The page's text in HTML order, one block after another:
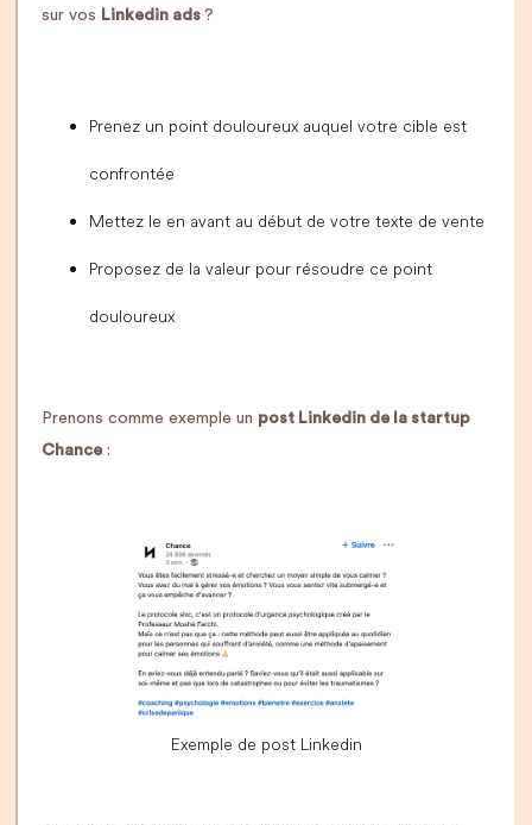
sur vos Linkedin ads ?
Prenez un point douloureux auquel votre cible est
confrontée
Mettez le en avant au début de votre texte de vente
Proposez de la valeur pour résoudre ce point
douloureux
Prenons comme exemple un post Linkedin de la startup
Chance:
Exemple de post Linkedin